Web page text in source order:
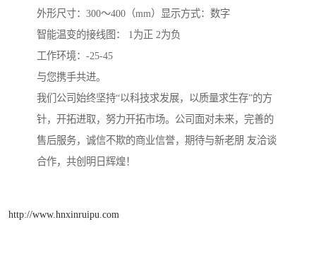
外形尺寸：300～400（mm）显示方式：数字
智能温变的接线图： 1为正 2为负
工作环境：-25-45
与您携手共进。
我们公司始终坚持“以科技求发展，以质量求生存”的方
针，开拓进取，努力开拓市场。公司面对未来，完善的
售后服务，诚信不欺的商业信誉，期待与新老朋 友洽谈
合作，共创明日辉煌！
http://www.hnxinruipu.com